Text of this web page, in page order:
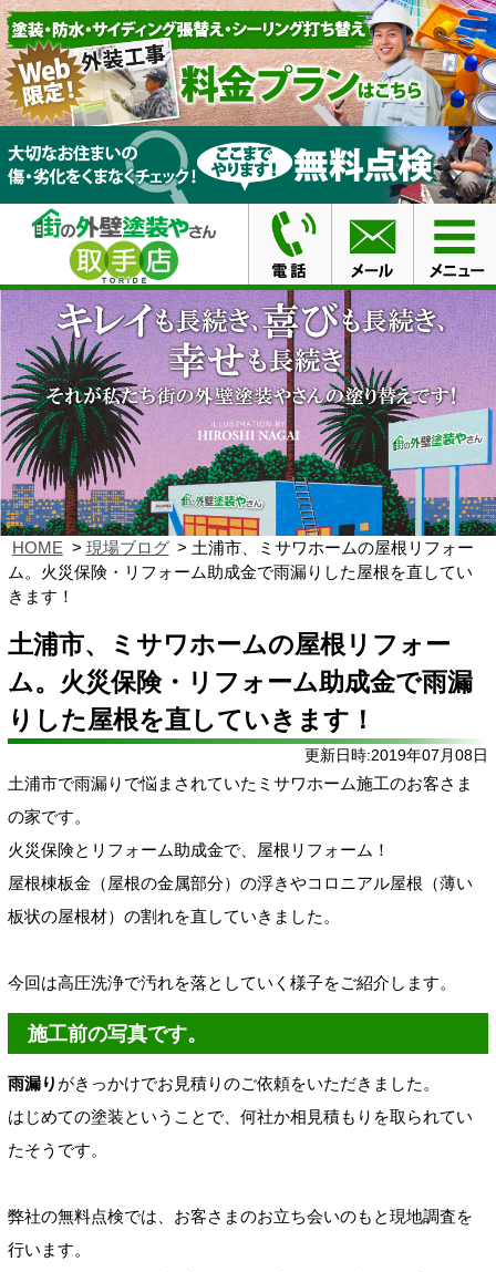
HOME 現場ブログ
土浦市、ミサワホームの屋根リフォー
ム。火災保険・リフォーム助成金で雨漏りした屋根を直してい
きます！
土浦市、ミサワホームの屋根リフォー
ム。火災保険・リフォーム助成金で雨漏
りした屋根を直していきます！
更新日時:2019年07月08日
土浦市で雨漏りで悩まされていたミサワホーム施工のお客さま
の家です。
火災保険とリフォーム助成金で、屋根リフォーム！
屋根棟板金（屋根の金属部分）の浮きやコロニアル屋根（薄い
板状の屋根材）の割れを直していきました。
今回は高圧洗浄で汚れを落としていく様子をご紹介します。
施工前の写真です。
雨漏り がきっかけでお見積りのご依頼をいただきました。
はじめての塗装ということで、何社か相見積もりを取られてい
たそうです。
弊社の無料点検では、お客さまのお立ち会いのもと現地調査を
行います。